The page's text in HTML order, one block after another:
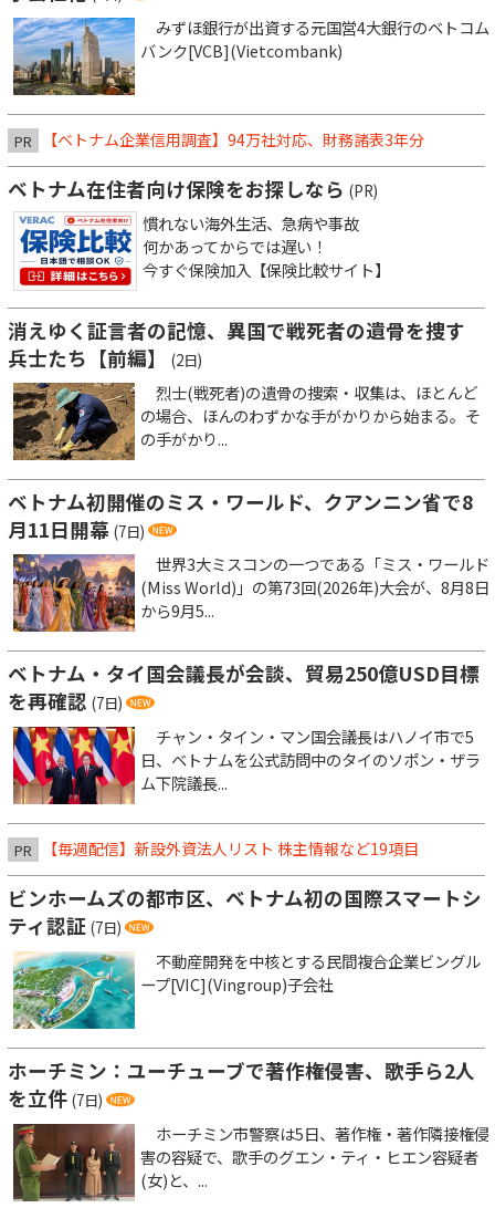
みずほ銀行が出資する元国営4大銀行のベトコム
バンク[VCB](Vietcombank)
PR 【ベトナム企業信用調査】94万社対応、財務諸表3年分
ベトナム在住者向け保険をお探しなら (PR)
慣れない海外生活、急病や事故
何かあってからでは遅い！
今すぐ保険加入【保険比較サイト】
消えゆく証言者の記憶、異国で戦死者の遺骨を捜す
兵士たち【前編】
(2日)
烈士(戦死者)の遺骨の捜索・収集は、ほとんど
の場合、ほんのわずかな手がかりから始まる。そ
の手がかり...
ベトナム初開催のミス・ワールド、クアンニン省で8
月11日開幕 (7日)
世界3大ミスコンの一つである「ミス・ワールド
(Miss World)」の第73回(2026年)大会が、8月8日
から9月5...
ベトナム・タイ国会議長が会談、貿易250億USD目標
を再確認 (7日)
チャン・タイン・マン国会議長はハノイ市で5
日、ベトナムを公式訪問中のタイのソポン・ザラ
ム下院議長...
PR 【毎週配信】新設外資法人リスト 株主情報など19項目
ビンホームズの都市区、ベトナム初の国際スマートシ
ティ認証 (7日)
不動産開発を中核とする民間複合企業ビングル
ープ[VIC](Vingroup)子会社
ホーチミン：ユーチューブで著作権侵害、歌手ら2人
を立件 (7日)
ホーチミン市警察は5日、著作権・著作隣接権侵
害の容疑で、歌手のグエン・ティ・ヒエン容疑者
(女)と、...